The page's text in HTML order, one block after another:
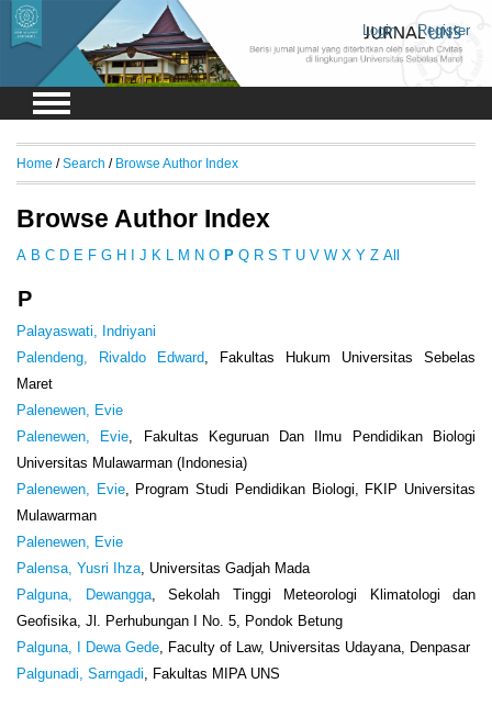
Login Register
Home /Search / Browse Author Index
Browse Author Index
A B C D E F G H J K M N O P Q R S T U V W X Y Z All
P
Palayaswati, Indriyani
Palendeng, Rivaldo Edward, Fakultas Hukum Universitas Sebelas
Maret
Palenewen, Evie
Palenewen, Evie, Fakultas Keguruan Dan Ilmu Pendidikan Biologi
Universitas Mulawarman (Indonesia)
Palenewen, Evie, Program Studi Pendidikan Biologi, FKIP Universitas
Mulawarman
Palenewen, Evie
Palensa, Yusri Ihza, Universitas Gadjah Mada
Palguna, Dewangga, Sekolah Tinggi Meteorologi Klimatologi dan
Geofisika, Jl. Perhubungan I No. 5, Pondok Betung
Palguna, I Dewa Gede, Faculty of Law, Universitas Udayana, Denpasar
Palgunadi, Sarngadi, Fakultas MIPA UNS